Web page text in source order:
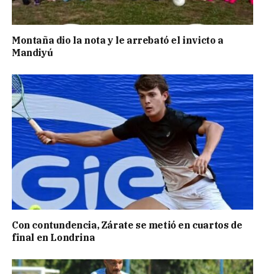
Montaña dio la nota y le arrebató el invicto a
Mandiyú
Con contundencia, Zárate se metió en cuartos de
final en Londrina